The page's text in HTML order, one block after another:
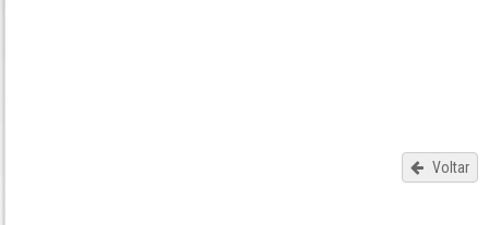
Voltar